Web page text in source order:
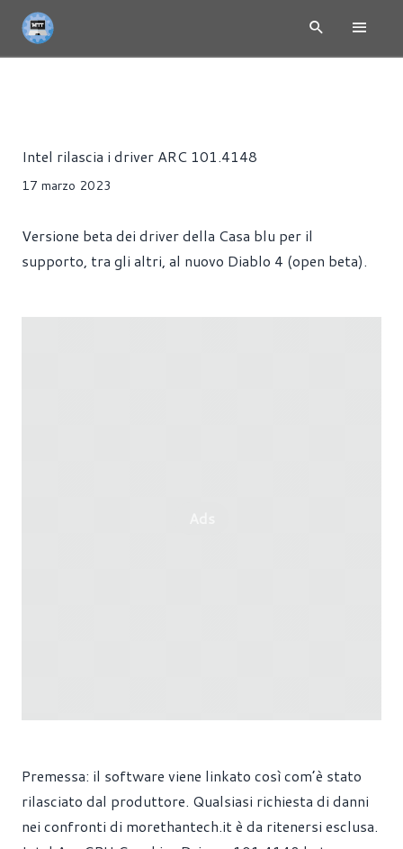
Intel rilascia i driver ARC 101.4148
17 marzo 2023
Versione beta dei driver della Casa blu per il
supporto, tra gli altri, al nuovo Diablo 4 (open beta).
Premessa: il software viene linkato così com’è stato
rilasciato dal produttore. Qualsiasi richiesta di danni
nei confronti di morethantech.itè da ritenersi esclusa.